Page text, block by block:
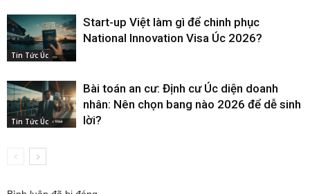
Tin Tức Úc
Start-up Việt làm gì để chinh phục
National Innovation Visa Úc 2026?
Tin Tức Úc
Bài toán an cư: Định cư Úc diện doanh
nhân: Nên chọn bang nào 2026 để dễ sinh
lời?